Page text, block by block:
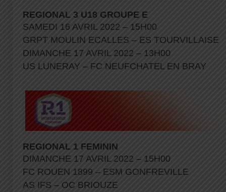
REGIONAL 3 U18 GROUPE E
SAMEDI 16 AVRIL 2022 – 15H00
GRPT MOULIN ECALLES – ES TOURVILLAISE
DIMANCHE 17 AVRIL 2022 – 13H00
US LUNERAY – FC NEUFCHATEL EN BRAY
REGIONAL 1 FEMININ
DIMANCHE 17 AVRIL 2022 – 15H00
FC ROUEN 1899 – ESM GONFREVILLE
AS IFS – OC BRIOUZE